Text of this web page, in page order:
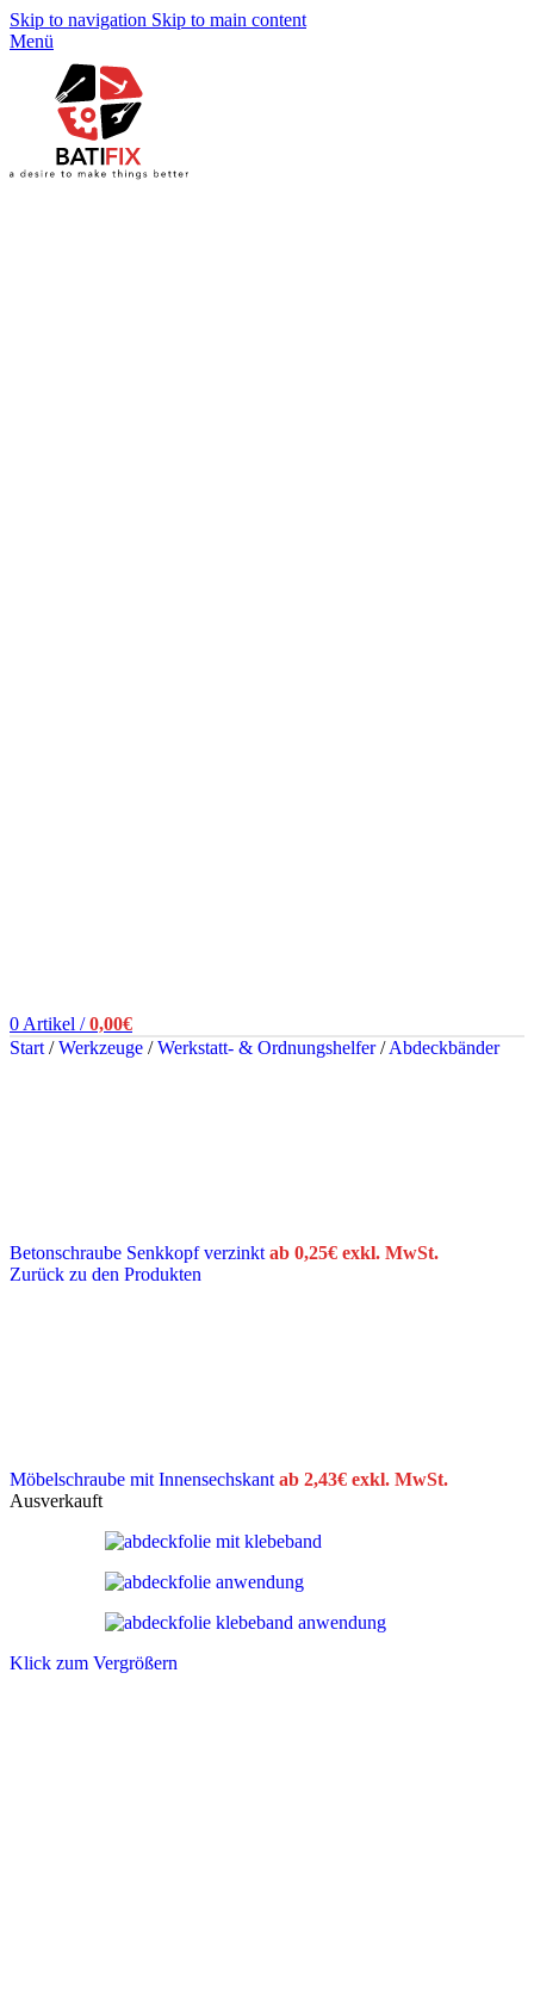
Skip to navigation Skip to main content
Menü
0 Artikel / 0,00€
Start / Werkzeuge / Werkstatt- & Ordnungshelfer/ Abdeckbänder
Betonschraube Senkkopf verzinkt ab 0,25€ exkl. MwSt.
Zurück zu den Produkten
Möbelschraube mit Innensechskant ab 2,43€ exkl. MwSt.
Ausverkauft
Klick zum Vergrößern